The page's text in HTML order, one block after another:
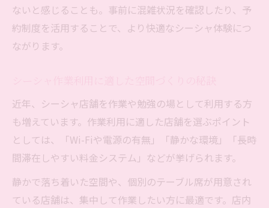
ないと感じることも。事前に混雑状況を確認したり、予
約制度を活用することで、より快適なシーシャ体験につ
ながります。
近年、シーシャ店舗を作業や勉強の場として利用する方
も増えています。作業利用に適した店舗を選ぶポイント
としては、「Wi-Fiや電源の有無」「静かな環境」「長時
間滞在しやすい料金システム」などが挙げられます。
静かで落ち着いた空間や、個別のテーブル席が用意され
ている店舗は、集中して作業したい方に最適です。店内